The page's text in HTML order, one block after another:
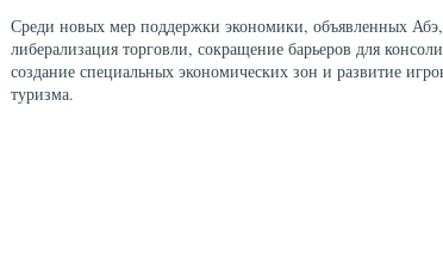
Среди новых мер поддержки экономики, объявленных
либерализация торговли, сокращение барьеров для
создание специальных экономических зон и развитие
туризма.